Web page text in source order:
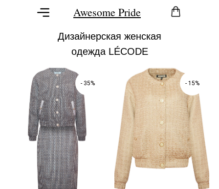
Awesome Pride
Дизайнерская женская
одежда LÉCODE
- 35% - 15%